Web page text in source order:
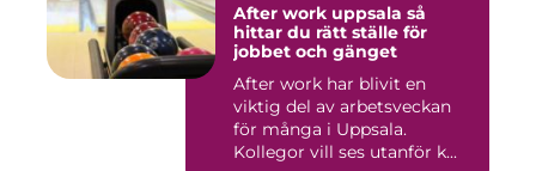
After work uppsala så
hittar du rätt ställe för
jobbet och gänget
After work har blivit en
viktig del av arbetsveckan
för många i Uppsala.
Kollegor vill ses utanför k...